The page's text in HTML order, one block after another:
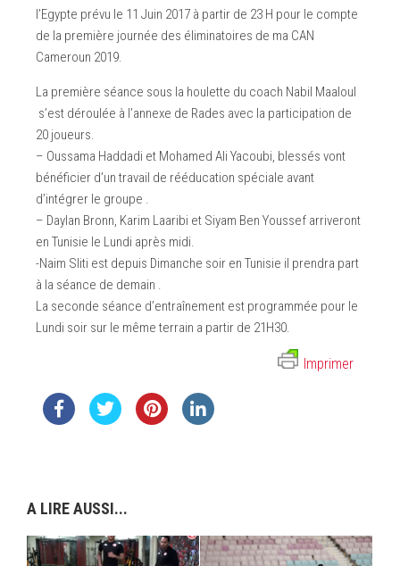
l’Egypte prévu le 11 Juin 2017 à partir de 23 H pour le compte
de la première journée des éliminatoires de ma CAN
Cameroun 2019.
La première séance sous la houlette du coach Nabil Maaloul
s’est déroulée à l’annexe de Rades avec la participation de
20 joueurs.
– Oussama Haddadi et Mohamed Ali Yacoubi, blessés vont
bénéficier d’un travail de rééducation spéciale avant
d’intégrer le groupe .
– Daylan Bronn, Karim Laaribi et Siyam Ben Youssef arriveront
en Tunisie le Lundi après midi.
-Naim Sliti est depuis Dimanche soir en Tunisie il prendra part
à la séance de demain .
La seconde séance d’entraînement est programmée pour le
Lundi soir sur le même terrain a partir de 21H30.
Imprimer
A LIRE AUSSI...